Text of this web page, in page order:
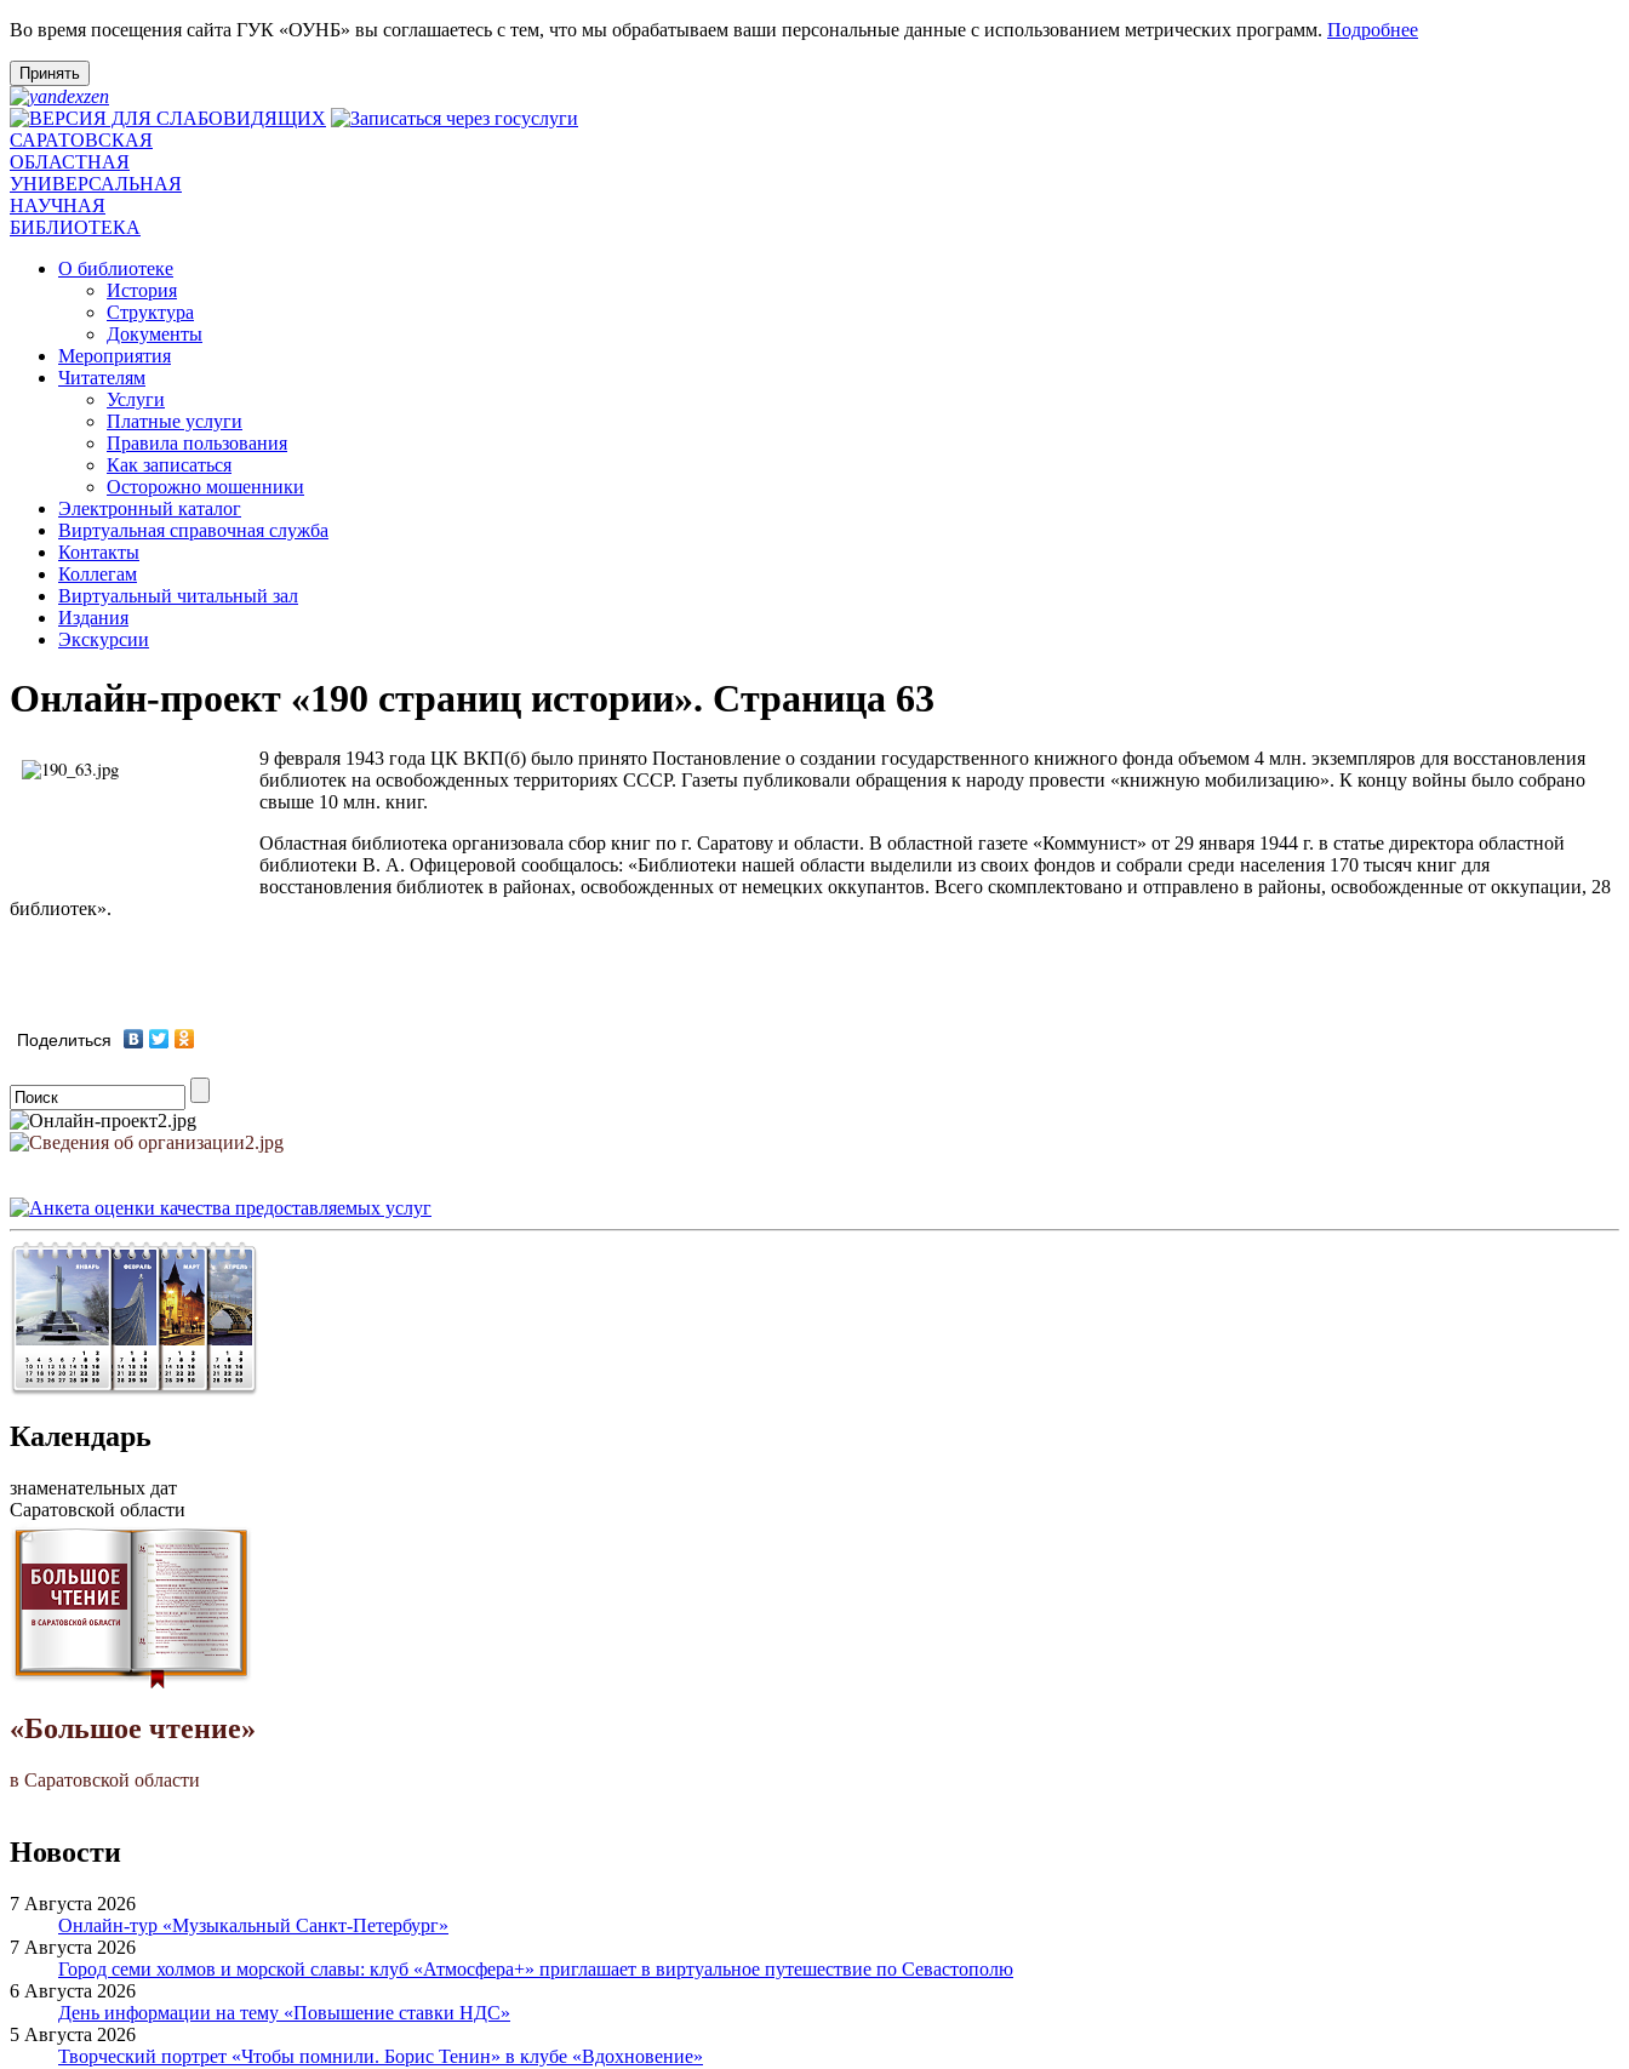
Во время посещения сайта ГУК «ОУНБ» вы соглашаетесь с тем, что мы обрабатываем ваши персональные данные с использованием метрических программ. Подробнее
Принять
САРАТОВСКАЯ
ОБЛАСТНАЯ
УНИВЕРСАЛЬНАЯ
НАУЧНАЯ
БИБЛИОТЕКА
О библиотеке
История
Структура
Документы
Мероприятия
Читателям
Услуги
Платные услуги
Правила пользования
Как записаться
Осторожно мошенники
Электронный каталог
Виртуальная справочная служба
Контакты
Коллегам
Виртуальный читальный зал
Издания
Экскурсии
Онлайн-проект «190 страниц истории». Страница 63
9 февраля 1943 года ЦК ВКП(б) было принято Постановление о создании государственного книжного фонда объемом 4 млн. экземпляров для восстановления
библиотек на освобожденных территориях СССР. Газеты публиковали обращения к народу провести «книжную мобилизацию». К концу войны было собрано
свыше 10 млн. книг.
Областная библиотека организовала сбор книг по г. Саратову и области. В областной газете «Коммунист» от 29 января 1944 г. в статье директора областной
библиотеки В. А. Офицеровой сообщалось: «Библиотеки нашей области выделили из своих фондов и собрали среди населения 170 тысяч книг для
восстановления библиотек в районах, освобожденных от немецких оккупантов. Всего скомплектовано и отправлено в районы, освобожденные от оккупации, 28
библиотек».
Поделиться
Календарь
знаменательных дат
Саратовской области
«Большое чтение»
в Саратовской области
Новости
7 Августа 2026
Онлайн-тур «Музыкальный Санкт-Петербург»
7 Августа 2026
Город семи холмов и морской славы: клуб «Атмосфера+» приглашает в виртуальное путешествие по Севастополю
6 Августа 2026
День информации на тему «Повышение ставки НДС»
5 Августа 2026
Творческий портрет «Чтобы помнили. Борис Тенин» в клубе «Вдохновение»